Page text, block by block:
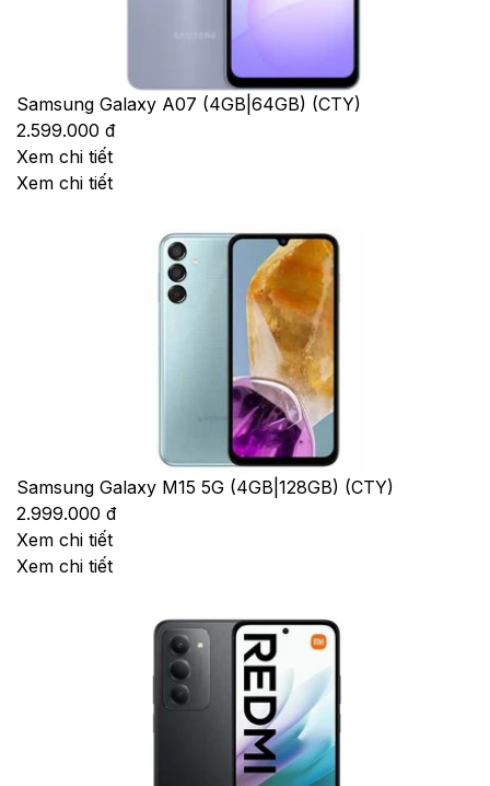
Samsung Galaxy A07 (4GB|64GB) (CTY)
2.599.000 đ
Xem chi tiết
Xem chi tiết
Samsung Galaxy M15 5G (4GB|128GB) (CTY)
2.999.000 đ
Xem chi tiết
Xem chi tiết